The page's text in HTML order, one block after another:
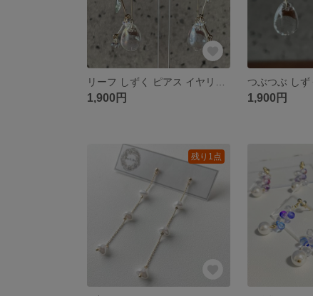
1,900円 1,900円
残り1点